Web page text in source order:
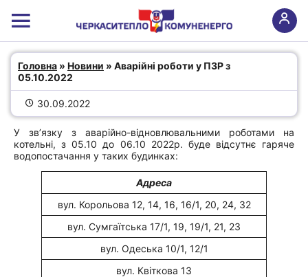
Аварійні роботи у ПЗР з 05.10.2022
Головна » Новини » Аварійні роботи у ПЗР з
05.10.2022
30.09.2022
У зв’язку з аварійно-відновлювальними роботами на
котельні, з 05.10 до 06.10 2022р. буде відсутнє гаряче
водопостачання у таких будинках:
Адреса
вул. Корольова 12, 14, 16, 16/1, 20, 24, 32
вул. Сумгаїтська 17/1, 19, 19/1, 21, 23
вул. Одеська 10/1, 12/1
вул. Квіткова 13